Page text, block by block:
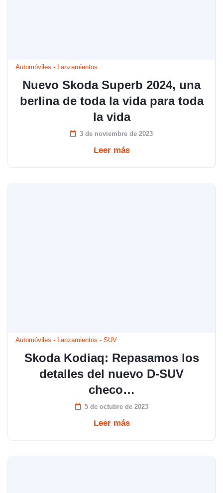
Automóviles - Lanzamientos
Nuevo Skoda Superb 2024, una
berlina de toda la vida para toda
la vida
3 de noviembre de 2023
Leer más
Automóviles - Lanzamientos - SUV
Skoda Kodiaq: Repasamos los
detalles del nuevo D-SUV
checo…
5 de octubre de 2023
Leer más